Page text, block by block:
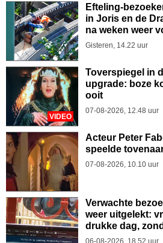
Efteling-
in Joris en de
na weken weer
Gisteren, 14.22 uur
VIDEO
Toverspiegel in
upgrade: boze
ooit
07-08-2026, 12.48 uur
Acteur Peter
speelde
07-08-2026, 10.10 uur
Verwachte
weer uitgelekt:
drukke dag,
06-08-2026, 18.52 uur